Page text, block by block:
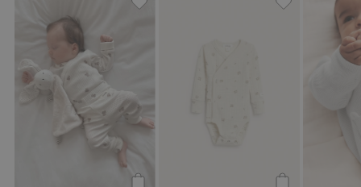
Ripp-Body mit Teddybär-Muster, Zu
Gerippter